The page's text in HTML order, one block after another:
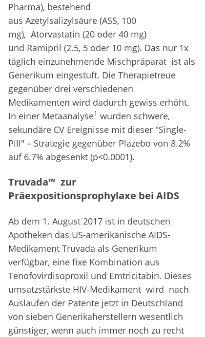
Pharma), bestehend
aus Azetylsalizylsäure (ASS, 100
mg), Atorvastatin (20 oder 40 mg)
und Ramipril (2.5, 5 oder 10 mg). Das nur 1x
täglich einzunehmende Mischpräparat ist als
Generikum eingestuft. Die Therapietreue
gegenüber drei verschiedenen
Medikamenten wird dadurch gewiss erhöht.
In einer Metaanalyse1 wurden schwere,
sekundäre CV Ereignisse mit dieser "Single-
Pill" – Strategie gegenüber Plazebo von 8.2%
auf 6.7% abgesenkt (p<0.0001).
Truvada™ zur
Präexpositionsprophylaxe bei AIDS
Ab dem 1. August 2017 ist in deutschen
Apotheken das US-amerikanische AIDS-
Medikament Truvada als Generikum
verfügbar, eine fixe Kombination aus
Tenofovirdisoproxil und Emtricitabin. Dieses
umsatzstärkste HIV-Medikament wird nach
Auslaufen der Patente jetzt in Deutschland
von sieben Generikaherstellern wesentlich
günstiger, wenn auch immer noch zu recht